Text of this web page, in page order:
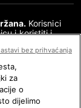
Korisnici
i koristiti i
reproduciranja,
internet
namjenu i/ili
bez posebne
ili uključena
činjenica
za
o
dijelimo
bez prihvaćanja